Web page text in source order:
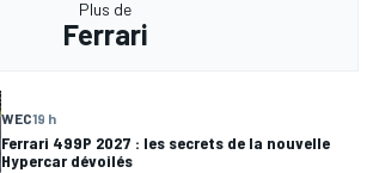
Plus de
Ferrari
WEC19 h
Ferrari 499P 2027 : les secrets de la nouvelle
Hypercar dévoilés